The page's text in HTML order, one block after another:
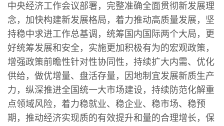
中央经济工作会议部署，完整准确全面贯彻新发展理
念，加快构建新发展格局，着力推动高质量发展，坚
持稳中求进工作总基调，统筹国内国际两个大局，更
好统筹发展和安全，实施更加积极有为的宏观政策，
增强政策前瞻性针对性协同性，持续扩大内需、优化
供给，做优增量、盘活存量，因地制宜发展新质生产
力，纵深推进全国统一大市场建设，持续防范化解重
点领域风险，着力稳就业、稳企业、稳市场、稳预
期，推动经济实现质的有效提升和量的合理增长，保